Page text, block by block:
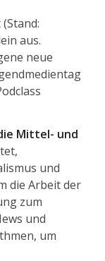
aus.
neue
Mittel- und
und
die Arbeit der
zum
und
um